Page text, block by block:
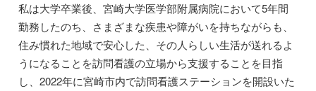
私は大学卒業後、宮崎大学医学部附属病院において5年間
勤務したのち、さまざまな疾患や障がいを持ちながらも、
住み慣れた地域で安心した、その人らしい生活が送れるよ
うになることを訪問看護の立場から支援することを目指
し、2022年に宮崎市内で訪問看護ステーションを開設いた